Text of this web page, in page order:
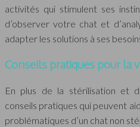
activités qui stimulent ses
d’observer votre chat et
adapter les solutions à ses
Conseils pratiques pour la
En plus de la stérilisation et
conseils pratiques qui peuvent
problématiques d’un chat non